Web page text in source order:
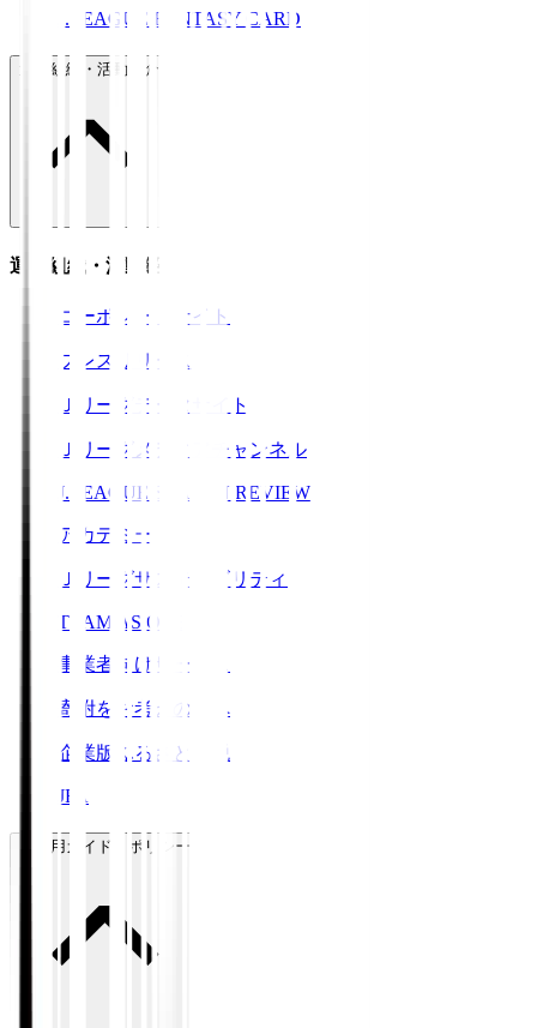
J.LEAGUE FANTASY CARD
運営組織・活動紹介
運営組織・活動紹介
コーポレートサイト
プレスリリース
Ｊリーグデータサイト
Ｊリーグメディアチャンネル
J.LEAGUE SEASON REVIEW
アカデミー
Ｊリーグサステナビリティ
TEAM AS ONE
事業者向けサービス
寄附をお考えの方へ
企業版ふるさと納税
JFA
ご利用ガイド・ポリシー